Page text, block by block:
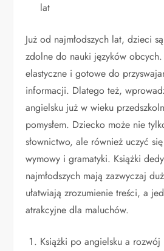
lat
Już od najmłodszych lat, dzieci
zdolne do nauki języków
elastyczne i gotowe do
informacji. Dlatego też,
angielsku już w wieku
pomysłem. Dziecko może nie
słownictwo, ale również uczyć
wymowy i gramatyki. Książki
najmłodszych mają zazwyczaj
ułatwiają zrozumienie treści, a
atrakcyjne dla maluchów.
Książki po angielsku a rozwój